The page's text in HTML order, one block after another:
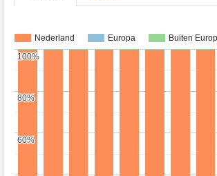
Nederland Europa Buiten
60%
60%
80%
80%
100%
100%